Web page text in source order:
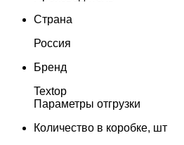
Страна
Россия
Бренд
Textop
Параметры отгрузки
Количество в коробке, шт